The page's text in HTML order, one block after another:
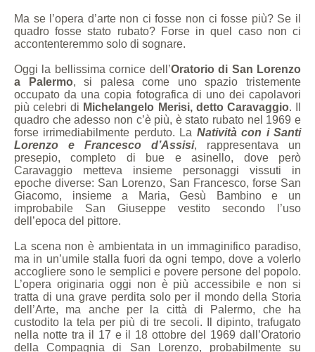
Ma se l’opera d’arte non ci fosse non ci fosse più? Se il
quadro fosse stato rubato? Forse in quel caso non ci
accontenteremmo solo di sognare.
Oggi la bellissima cornice dell’Oratorio di San Lorenzo
a Palermo, si palesa come uno spazio tristemente
occupato da una copia fotografica di uno dei capolavori
più celebri di Michelangelo Merisi, detto Caravaggio. Il
quadro che adesso non c’è più, è stato rubato nel 1969 e
forse irrimediabilmente perduto. La Natività con i Santi
Lorenzo e Francesco d’Assisi, rappresentava un
presepio, completo di bue e asinello, dove però
Caravaggio metteva insieme personaggi vissuti in
epoche diverse: San Lorenzo, San Francesco, forse San
Giacomo, insieme a Maria, Gesù Bambino e un
improbabile San Giuseppe vestito secondo l’uso
dell’epoca del pittore.
La scena non è ambientata in un immaginifico paradiso,
ma in un’umile stalla fuori da ogni tempo, dove a volerlo
accogliere sono le semplici e povere persone del popolo.
L’opera originaria oggi non è più accessibile e non si
tratta di una grave perdita solo per il mondo della Storia
dell’Arte, ma anche per la città di Palermo, che ha
custodito la tela per più di tre secoli. Il dipinto, trafugato
nella notte tra il 17 e il 18 ottobre del 1969 dall’Oratorio
della Compagnia di San Lorenzo, probabilmente su